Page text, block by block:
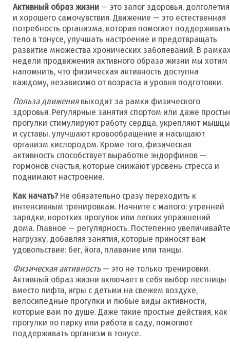
Активный образ жизни — это залог здоровья, долголетия
и хорошего самочувствия. Движение — это естественная
потребность организма, которая помогает поддерживать
тело в тонусе, улучшать настроение и предотвращать
развитие множества хронических заболеваний. В
недели продвижения активного образа жизни мы хотим
напомнить, что физическая активность доступна
каждому, независимо от возраста и уровня подготовки.
Польза движениявыходит за рамки физического
здоровья. Регулярные занятия спортом или даже
прогулки стимулируют работу сердца, укрепляют мышцы
и суставы, улучшают кровообращение и насыщают
организм кислородом. Кроме того, физическая
активность способствует выработке эндорфинов —
гормонов счастья, которые снижают уровень стресса и
поднимают настроение.
Как начать?Не обязательно сразу переходить к
интенсивным тренировкам. Начните с малого: утренней
зарядки, коротких прогулок или легких упражнений
дома. Главное — регулярность. Постепенно увеличивайте
нагрузку, добавляя занятия, которые приносят вам
удовольствие: бег, йога, плавание или танцы.
Физическая активность— это не только тренировки.
Активный образ жизни включает в себя выбор лестницы
вместо лифта, игры с детьми на свежем воздухе,
велосипедные прогулки и любые виды активности,
которые вам по душе. Даже такие простые действия, как
прогулки по парку или работа в саду, помогают
поддерживать организм в тонусе.